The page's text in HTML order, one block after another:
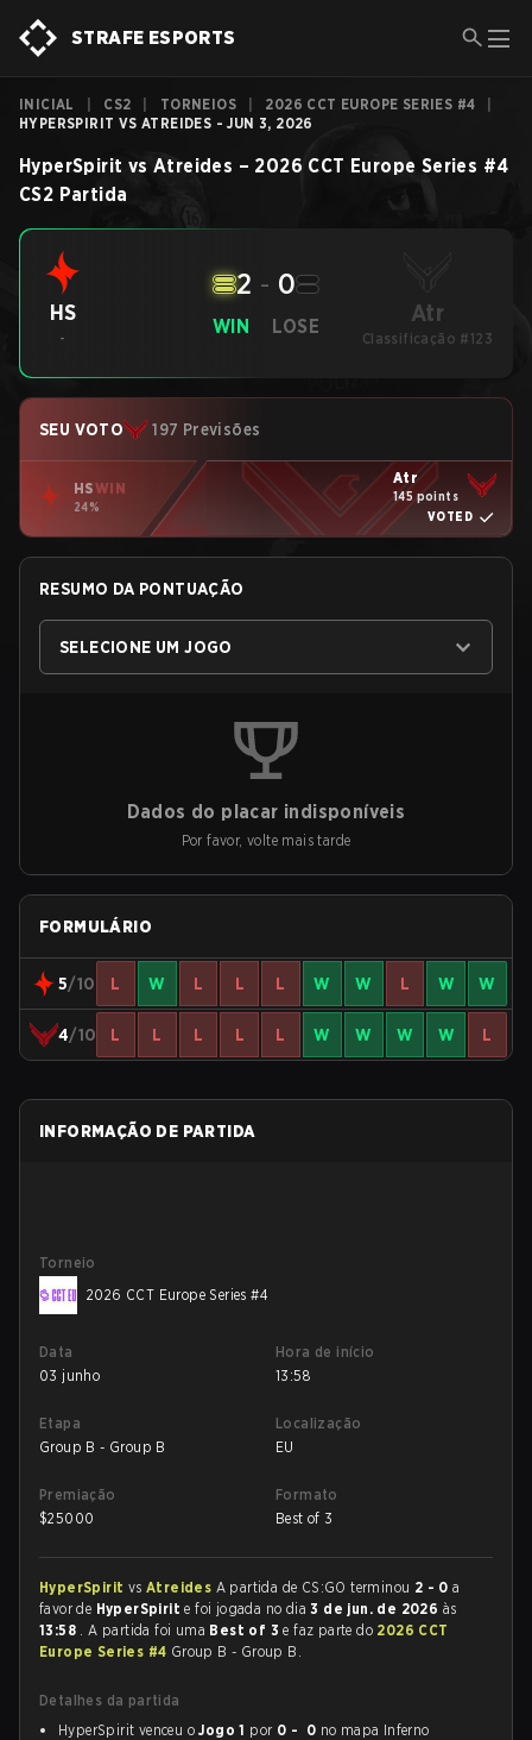
STRAFE ESPORTS
INICIAL CS2 TORNEIOS 2026 CCT EUROPE SERIES #4
HYPERSPIRIT VS ATREIDES - JUN 3, 2026
HyperSpirit vs Atreides – 2026 CCT Europe Series #4
CS2 Partida
HS
-
WIN
2 - 0
LOSE Atr
Classificação #123
SEU VOTO 197 Previsões
HSWIN
24%
Atr
145 points
VOTED
RESUMO DA PONTUAÇÃO
SELECIONE UM JOGO
Dados do placar indisponíveis
Por favor, volte mais tarde
FORMULÁRIO
5/10 L W L L L W W L W W
4/10 L L L L L W W W W L
INFORMAÇÃO DE PARTIDA
Torneio
2026 CCT Europe Series #4
Data
03 junho
Hora de início
13:58
Etapa
Group B - Group B
Localização
EU
Premiação
$25000
Formato
Best of 3
HyperSpirit vsAtreides A partida de CS:GO terminou 2 - 0 a
favor de HyperSpirite foi jogada no dia3 de jun. de 2026 às
13:58 . A partida foi uma Best of 3e faz parte do 2026 CCT
Europe Series #4 Group B - Group B.
Detalhes da partida
HyperSpirit venceu oJogo 1 por 0 - 0 no mapa Inferno